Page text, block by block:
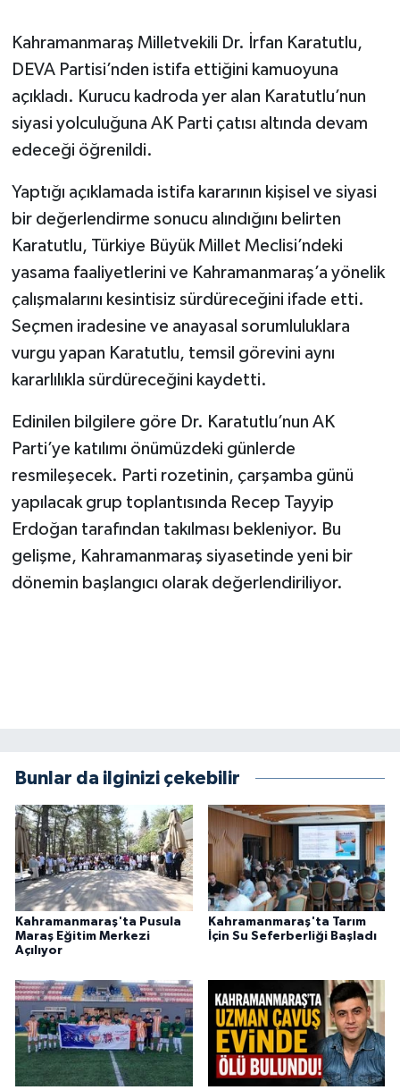
Kahramanmaraş Milletvekili Dr. İrfan Karatutlu,
DEVA Partisi’nden istifa ettiğini kamuoyuna
açıkladı. Kurucu kadroda yer alan Karatutlu’nun
siyasi yolculuğuna AK Parti çatısı altında devam
edeceği öğrenildi.
Yaptığı açıklamada istifa kararının kişisel ve siyasi
bir değerlendirme sonucu alındığını belirten
Karatutlu, Türkiye Büyük Millet Meclisi’ndeki
yasama faaliyetlerini ve Kahramanmaraş’a yönelik
çalışmalarını kesintisiz sürdüreceğini ifade etti.
Seçmen iradesine ve anayasal sorumluluklara
vurgu yapan Karatutlu, temsil görevini aynı
kararlılıkla sürdüreceğini kaydetti.
Edinilen bilgilere göre Dr. Karatutlu’nun AK
Parti’ye katılımı önümüzdeki günlerde
resmileşecek. Parti rozetinin, çarşamba günü
yapılacak grup toplantısında Recep Tayyip
Erdoğan tarafından takılması bekleniyor. Bu
gelişme, Kahramanmaraş siyasetinde yeni bir
dönemin başlangıcı olarak değerlendiriliyor.
Bunlar da ilginizi çekebilir
Kahramanmaraş'ta Pusula
Maraş Eğitim Merkezi
Açılıyor
Kahramanmaraş'ta Tarım
İçin Su Seferberliği Başladı
YEREL YÖNETİM
MEDYA
ÜÇÜNCÜ SAYFA
Yemek
SİVİL TOPLUM
KİM KİMDİR
ÇEK GÖNDER
KİTAP
HEDEF2020
Politika
YEREL
BÖLGEDEN
BİLİM TEKNOLOJİ
ASAYİŞ
SEÇİM 2015
ÇEVRE